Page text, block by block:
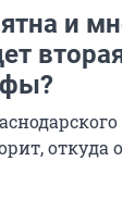
и
откуда